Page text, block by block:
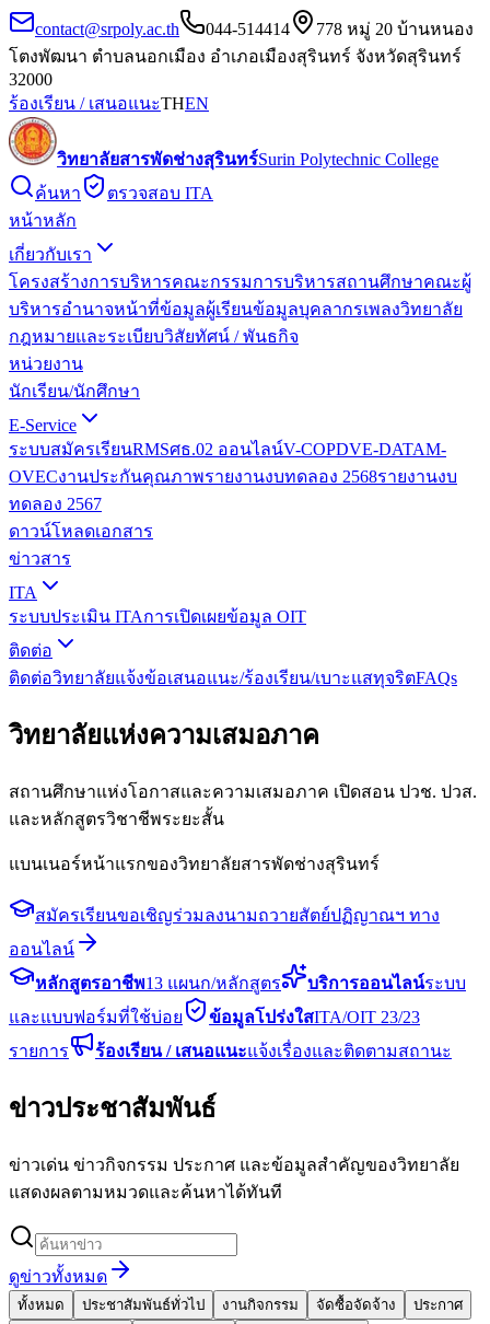
contact@srpoly.ac.th 044-514414
778 หมู่ 20 บ้านหนอง
โตงพัฒนา ตำบลนอกเมือง อำเภอเมืองสุรินทร์ จังหวัดสุรินทร์
32000
ร้องเรียน / เสนอแนะTHEN
วิทยาลัยสารพัดช่างสุรินทร์Surin Polytechnic College
ค้นหา
ตรวจสอบ ITA
หน้าหลัก
เกี่ยวกับเรา
โครงสร้างการบริหารคณะกรรมการบริหารสถานศึกษาคณะผู้
บริหารอำนาจหน้าที่ข้อมูลผู้เรียนข้อมูลบุคลากรเพลงวิทยาลัย
กฎหมายและระเบียบวิสัยทัศน์ / พันธกิจ
หน่วยงาน
นักเรียน/นักศึกษา
E-Service
ระบบสมัครเรียนRMSศธ.02 ออนไลน์V-COPDVE-DATAM-
OVECงานประกันคุณภาพรายงานงบทดลอง 2568รายงานงบ
ทดลอง 2567
ดาวน์โหลดเอกสาร
ข่าวสาร
ITA
ระบบประเมิน ITAการเปิดเผยข้อมูล OIT
ติดต่อ
ติดต่อวิทยาลัยแจ้งข้อเสนอแนะ/ร้องเรียน/เบาะแสทุจริตFAQs
วิทยาลัยแห่งความเสมอภาค
สถานศึกษาแห่งโอกาสและความเสมอภาค เปิดสอน ปวช. ปวส.
และหลักสูตรวิชาชีพระยะสั้น
แบนเนอร์หน้าแรกของวิทยาลัยสารพัดช่างสุรินทร์
สมัครเรียนขอเชิญร่วมลงนามถวายสัตย์ปฏิญาณฯ ทาง
ออนไลน์
หลักสูตรอาชีพ13 แผนก/หลักสูตร บริการออนไลน์ระบบ
และแบบฟอร์มที่ใช้บ่อย
ข้อมูลโปร่งใสITA/OIT 23/23
รายการ
ร้องเรียน / เสนอแนะแจ้งเรื่องและติดตามสถานะ
ข่าวประชาสัมพันธ์
ข่าวเด่น ข่าวกิจกรรม ประกาศ และข้อมูลสำคัญของวิทยาลัย
แสดงผลตามหมวดและค้นหาได้ทันที
ดูข่าวทั้งหมด
ทั้งหมด ประชาสัมพันธ์ทั่วไป งานกิจกรรม จัดซื้อจัดจ้าง
ประกาศ